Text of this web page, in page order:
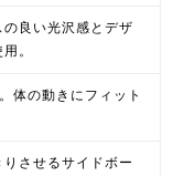
良い光沢感とデザ
。
体の動きにフィット
させるサイドボー